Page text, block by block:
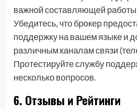
важной составляющей работы
Убедитесь, что брокер
поддержку на вашем языке и
различным каналам связи
Протестируйте службу
несколько вопросов.
6. Отзывы и Рейтинги